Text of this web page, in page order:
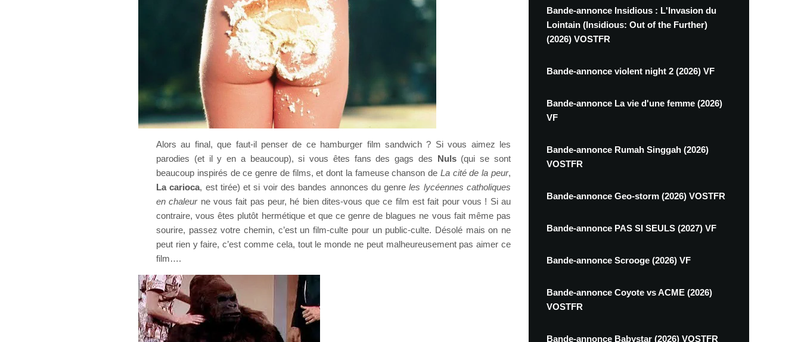
Alors au final, que faut-il penser de ce hamburger film sandwich ? Si vous aimez les
parodies (et il y en a beaucoup), si vous êtes fans des gags des Nuls(qui se sont
beaucoup inspirés de ce genre de films, et dont la fameuse chanson de La cité de la peur,
La carioca, est tirée) et si voir des bandes annonces du genreles lycéennes catholiques
en chaleurne vous fait pas peur, hé bien dites-vous que ce film est fait pour vous ! Si au
contraire, vous êtes plutôt hermétique et que ce genre de blagues ne vous fait même pas
sourire, passez votre chemin, c’est un film-culte pour un public-culte. Désolé mais on ne
peut rien y faire, c’est comme cela, tout le monde ne peut malheureusement pas aimer ce
film….
Bande-annonce Insidious : L'Invasion du
Lointain (Insidious: Out of the Further)
(2026) VOSTFR
Bande-annonce violent night 2 (2026) VF
Bande-annonce La vie d'une femme (2026)
VF
Bande-annonce Rumah Singgah (2026)
VOSTFR
Bande-annonce Geo-storm (2026) VOSTFR
Bande-annonce PAS SI SEULS (2027) VF
Bande-annonce Scrooge (2026) VF
Bande-annonce Coyote vs ACME (2026)
VOSTFR
Bande-annonce Babystar (2026) VOSTFR